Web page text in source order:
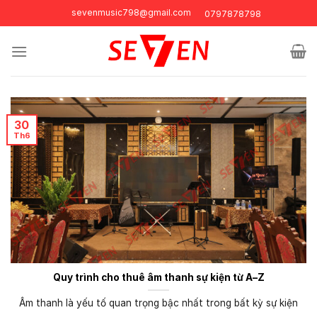
to
content
sevenmusic798@gmail.com 0797878798
Quy trình cho thuê âm thanh sự kiện từ A–Z
Âm thanh là yếu tố quan trọng bậc nhất trong bất kỳ sự kiện
30
Th6